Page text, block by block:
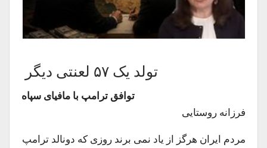
تولد یک ۵۷ لعنتی دیگر
توافق ترامپ با مافیای سپاه
فرزانه روستایی
مردم ایران هرگز از یاد نمی برند روزی که دونالد ترامپ